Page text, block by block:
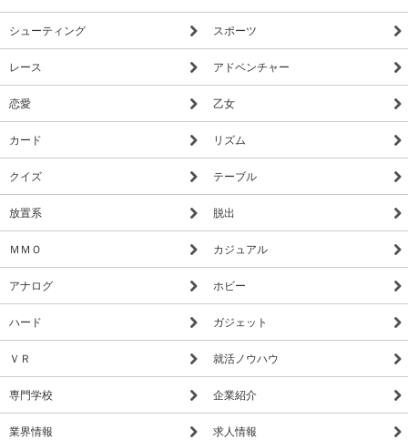
シューティング スポーツ
レース アドベンチャー
恋愛 乙女
カード リズム
クイズ テーブル
放置系 脱出
ＭＭＯ カジュアル
アナログ ホビー
ハード ガジェット
ＶＲ 就活ノウハウ
専門学校 企業紹介
業界情報 求人情報